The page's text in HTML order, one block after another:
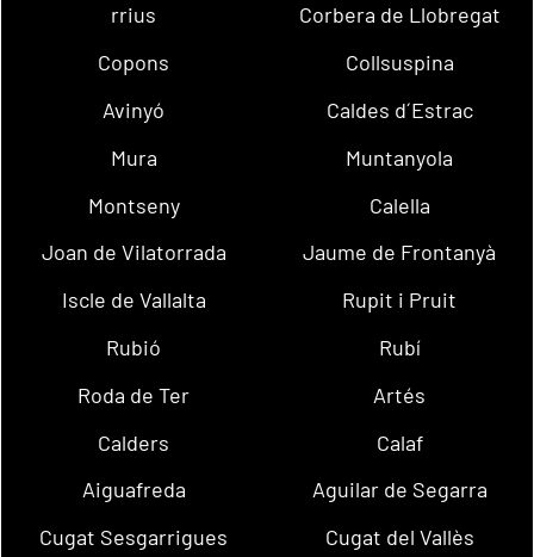
rrius
Corbera de Llobregat
Copons
Collsuspina
Avinyó
Caldes d´Estrac
Mura
Muntanyola
Montseny
Calella
Joan de Vilatorrada
Jaume de Frontanyà
Iscle de Vallalta
Rupit i Pruit
Rubió
Rubí
Roda de Ter
Artés
Calders
Calaf
Aiguafreda
Aguilar de Segarra
Cugat Sesgarrigues
Cugat del Vallès